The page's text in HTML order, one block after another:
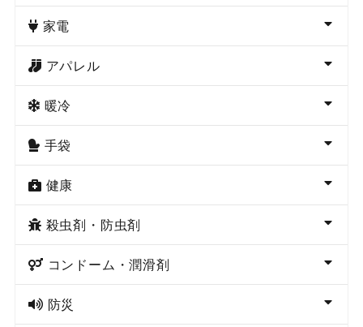
家電
アパレル
暖冷
手袋
健康
殺虫剤・防虫剤
コンドーム・潤滑剤
防災